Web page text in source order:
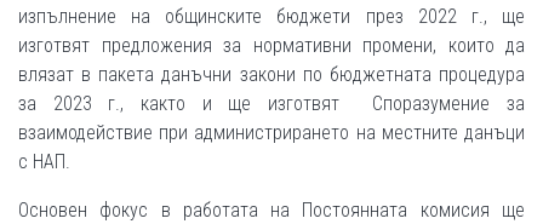
изпълнение на общинските бюджети през 2022 г., ще
изготвят предложения за нормативни промени, които да
влязат в пакета данъчни закони по бюджетната процедура
за 2023 г., както и ще изготвят Споразумение за
взаимодействие при администрирането на местните данъци
с НАП.
Основен фокус в работата на Постоянната комисия ще